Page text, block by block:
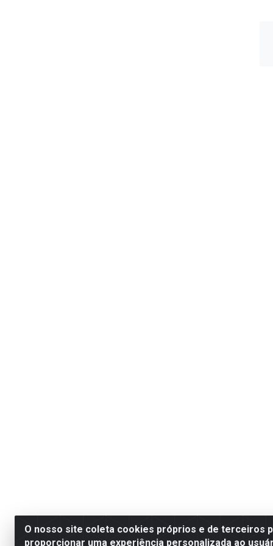
O nosso site coleta cookies próprios e de terceiros
proporcionar uma experiência personalizada ao